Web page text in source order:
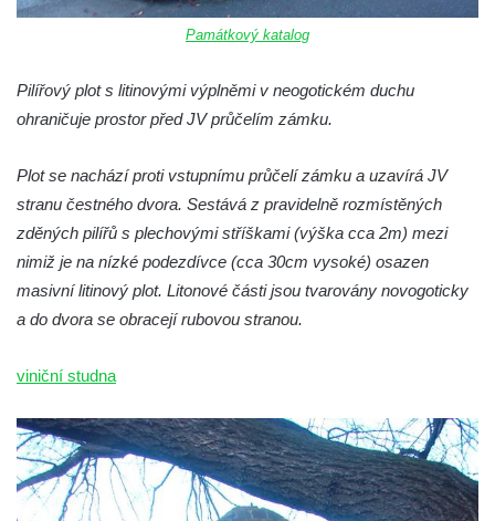
Památkový katalog
Pilířový plot s litinovými výplněmi v neogotickém duchu
ohraničuje prostor před JV průčelím zámku.
Plot se nachází proti vstupnímu průčelí zámku a uzavírá JV
stranu čestného dvora. Sestává z pravidelně rozmístěných
zděných pilířů s plechovými stříškami (výška cca 2m) mezi
nimiž je na nízké podezdívce (cca 30cm vysoké) osazen
masivní litinový plot. Litonové části jsou tvarovány novogoticky
a do dvora se obracejí rubovou stranou.
viniční studna